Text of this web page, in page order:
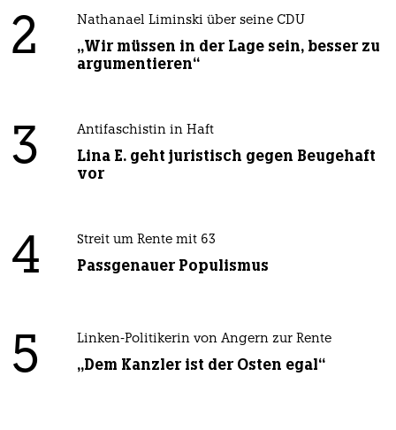
2 Nathanael Liminski über seine CDU
„Wir müssen in der Lage sein, besser zu
argumentieren“
3 Antifaschistin in Haft
Lina E. geht juristisch gegen Beugehaft
vor
4 Streit um Rente mit 63
Passgenauer Populismus
5 Linken-Politikerin von Angern zur Rente
„Dem Kanzler ist der Osten egal“